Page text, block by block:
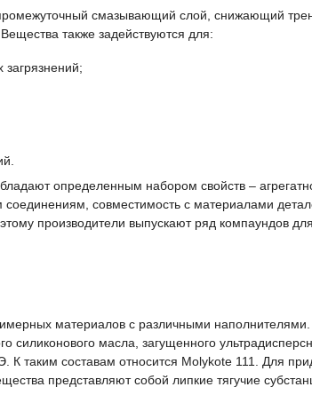
смазывающий слой, снижающий
также задействуются для:
загрязнений;
определенным набором свойств –
соединениям, совместимость с материалами
производители выпускают ряд компаундов
материалов с различными
силиконового масла, загущенного
таким составам относится Molykote 111. Для
представляют собой липкие тягучие